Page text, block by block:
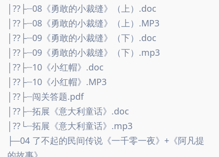
│??├┈08《勇敢的小裁缝》（上）.doc
│??├┈08《勇敢的小裁缝》（上）.MP3
│??├┈09《勇敢的小裁缝》（下）.doc
│??├┈09《勇敢的小裁缝》（下）.mp3
│??├┈10《小红帽》.doc
│??├┈10《小红帽》.MP3
│??├┈闯关答题.pdf
│??├┈拓展《意大利童话》.doc
│??└┈拓展《意大利童话》.mp3
├─04 了不起的民间传说《一千零一夜》+《阿凡提